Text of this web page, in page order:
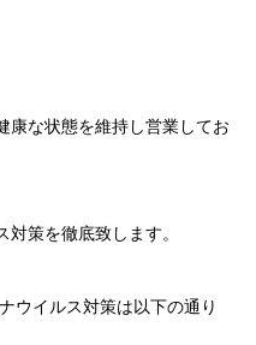
康な状態を維持し営業してお
策を徹底致します。
ウイルス対策は以下の通り